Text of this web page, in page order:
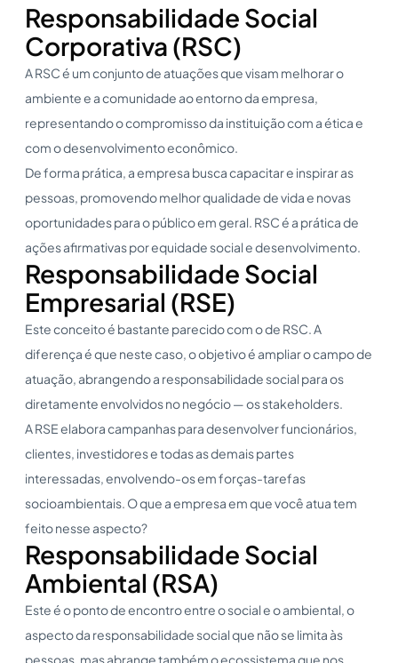
Responsabilidade Social
Corporativa (RSC)
A RSC é um conjunto de atuações que visam melhorar o
ambiente e a comunidade ao entorno da empresa,
representando o compromisso da instituição com a ética e
com o desenvolvimento econômico.
De forma prática, a empresa busca capacitar e inspirar as
pessoas, promovendo melhor qualidade de vida e novas
oportunidades para o público em geral. RSC é a prática de
ações afirmativas por equidade social e desenvolvimento.
Responsabilidade Social
Empresarial (RSE)
Este conceito é bastante parecido com o de RSC. A
diferença é que neste caso, o objetivo é ampliar o campo de
atuação, abrangendo a responsabilidade social para os
diretamente envolvidos no negócio — os stakeholders.
A RSE elabora campanhas para desenvolver funcionários,
clientes, investidores e todas as demais partes
interessadas, envolvendo-os em forças-tarefas
socioambientais. O que a empresa em que você atua tem
feito nesse aspecto?
Responsabilidade Social
Ambiental (RSA)
Este é o ponto de encontro entre o social e o ambiental, o
aspecto da responsabilidade social que não se limita às
pessoas, mas abrange também o ecossistema que nos